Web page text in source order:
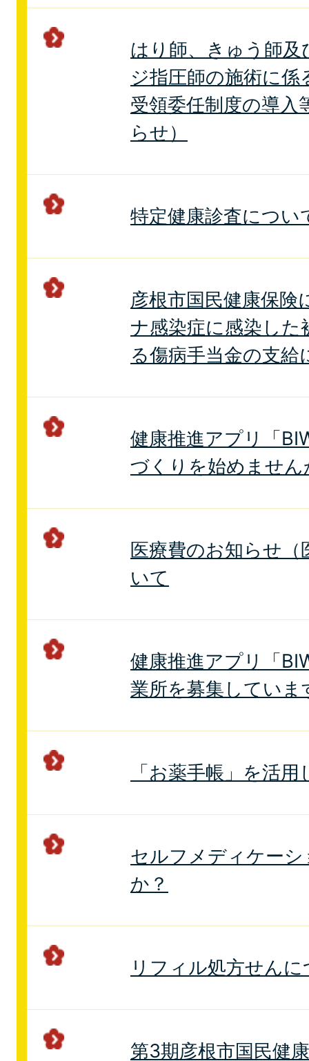
はり師、きゅう師
ジ指圧師の施術に
受領委任制度の導入
らせ）
特定健康診査につい
彦根市国民健康保険
ナ感染症に感染した
る傷病手当金の支給
健康推進アプリ「
づくりを始めません
医療費のお知らせ（
いて
健康推進アプリ「
業所を募集していま
「お薬手帳」を活
セルフメディケー
か？
リフィル処方せん
第3期彦根市国民健